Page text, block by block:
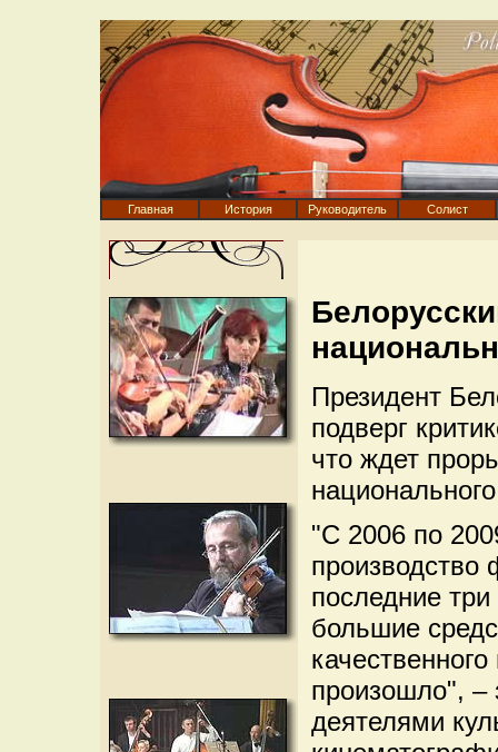
Главная История Руководитель Солист
Президент
подверг
что ждет
"С 2006 по
производство
последние
большие
произошло", –
деятелями